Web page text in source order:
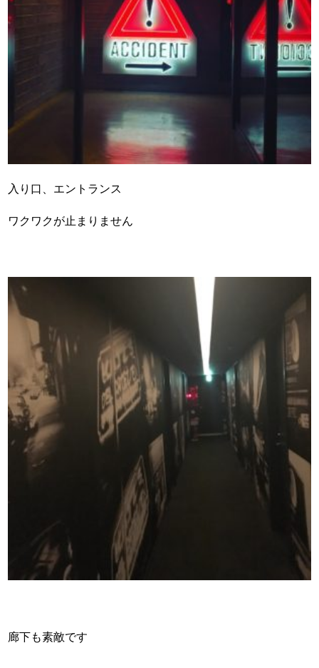
入り口、エントランス
ワクワクが止まりません
廊下も素敵です